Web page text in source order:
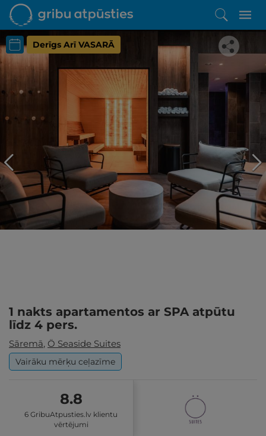
Derīgs Arī VASARĀ
Iepatikās šis piedāvājums?
Līdz brīnišķīgai atpūtai atlikuši tikai daži soļi
PĒRKU
1 nakts apartamentos ar SPA atpūtu
līdz 4 pers.
Sāremā, Ö Seaside Suites
Vairāku mērķu ceļazīme
8.8
6 GribuAtpusties.lv klientu
vērtējumi